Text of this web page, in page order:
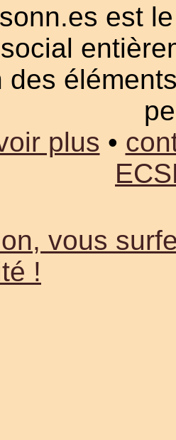
est
social
des
plus •
vous
!